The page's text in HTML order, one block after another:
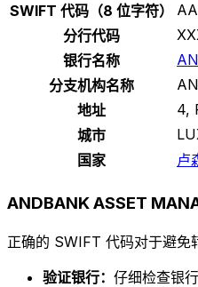
SWIFT 代码（8 位字符）
分行代码
银行名称
分支机构名称
地址
4,
城市
国家
卢
ANDBANK ASSET
正确的 SWIFT 代码对于避免
验证银行： 仔细检查银